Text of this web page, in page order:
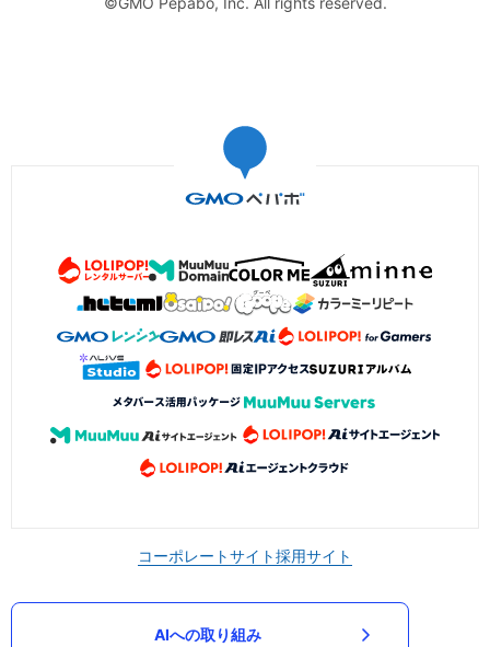
コーポレートサイト採用サイト
AIへの取り組み